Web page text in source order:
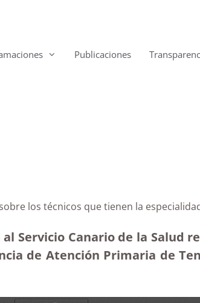
Publicaciones
los técnicos que tienen la
Servicio Canario de la Salud
de Atención Primaria de